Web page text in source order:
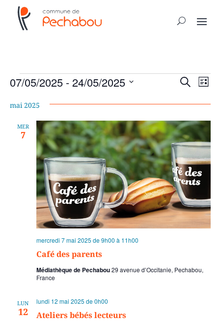
Évènements
de
vues
Recherche
de
Liste
07/05/2025 - 24/05/2025
une
mai 2025
MER
7
Café des parents
mercredi 7 mai 2025 de 9h00 à 11h00
Médiathèque de Pechabou29 avenue d’Occitanie, Pechabou,
France
LUN
12 Ateliers bébés lecteurs
lundi 12 mai 2025 de 0h00